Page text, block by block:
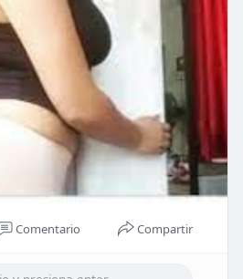
Comentario Compartir